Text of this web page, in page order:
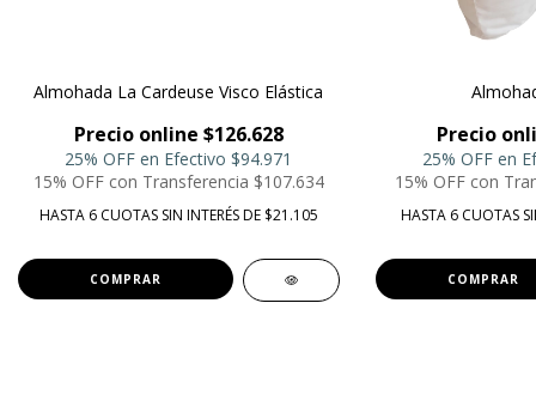
Almohada La Cardeuse Visco Elástica
Precio online $126.628
25% OFF en Efectivo $94.971
15% OFF con Transferencia $107.634
HASTA 6 CUOTAS SIN INTERÉS DE $21.105
COMPRAR
Precio
25% OFF en
15% OFF con
HASTA 6 CUOTAS
COMPRAR